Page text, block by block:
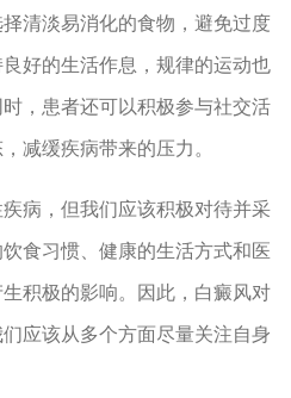
清淡易消化的食物，避免过度
好的生活作息，规律的运动也
，患者还可以积极参与社交活
减缓疾病带来的压力。
，但我们应该积极对待并采
食习惯、健康的生活方式和医
积极的影响。因此，白癜风对
应该从多个方面尽量关注自身